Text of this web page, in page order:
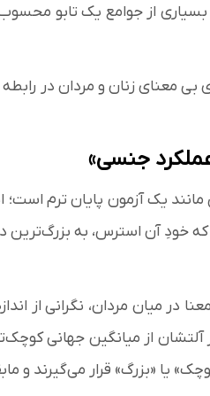
از جوامع یک تابو
معنای زنان و مردان در
جنسی»
یک آزمون پایان ترم است؛
که خودِ آن استرس، به
در میان مردان، نگرانی از
آلتشان از میانگین جهانی